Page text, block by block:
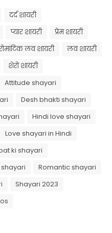
दर्द शायरी
प्यार शायरी
प्रेम शायरी
लव शायरी
लव शायरी
शेरो शायरी
Attitude shayari
Desh bhakti shayari
Hindi love shayari
Love shayari in Hindi
ki shayari
Romantic shayari
Shayari 2023